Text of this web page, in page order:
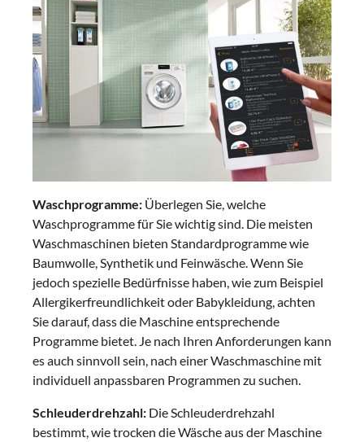
Waschprogramme: Überlegen Sie, welche
Waschprogramme für Sie wichtig sind. Die meisten
Waschmaschinen bieten Standardprogramme wie
Baumwolle, Synthetik und Feinwäsche. Wenn Sie
jedoch spezielle Bedürfnisse haben, wie zum Beispiel
Allergikerfreundlichkeit oder Babykleidung, achten
Sie darauf, dass die Maschine entsprechende
Programme bietet. Je nach Ihren Anforderungen kann
es auch sinnvoll sein, nach einer Waschmaschine mit
individuell anpassbaren Programmen zu suchen.
Schleuderdrehzahl: Die Schleuderdrehzahl
bestimmt, wie trocken die Wäsche aus der Maschine